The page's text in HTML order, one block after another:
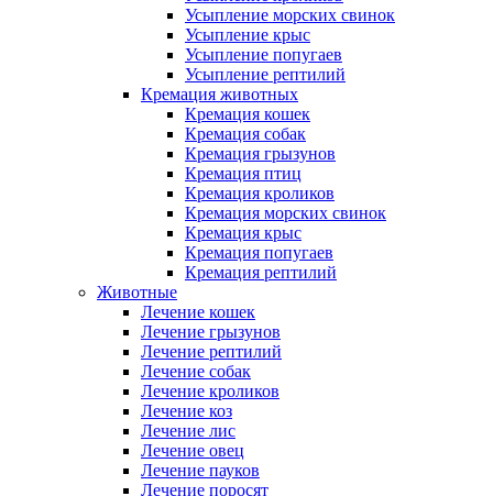
Усыпление морских свинок
Усыпление крыс
Усыпление попугаев
Усыпление рептилий
Кремация животных
Кремация кошек
Кремация собак
Кремация грызунов
Кремация птиц
Кремация кроликов
Кремация морских свинок
Кремация крыс
Кремация попугаев
Кремация рептилий
Животные
Лечение кошек
Лечение грызунов
Лечение рептилий
Лечение собак
Лечение кроликов
Лечение коз
Лечение лис
Лечение овец
Лечение пауков
Лечение поросят